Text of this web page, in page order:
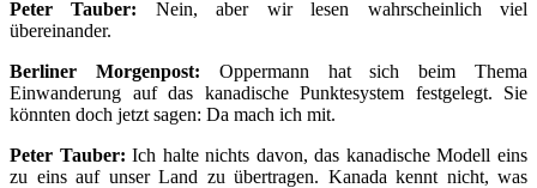
Peter Tauber: Nein, aber wir lesen wahrscheinlich viel
übereinander.
Berliner Morgenpost: Oppermann hat sich beim Thema
Einwanderung auf das kanadische Punktesystem festgelegt. Sie
könnten doch jetzt sagen: Da mach ich mit.
Peter Tauber: Ich halte nichts davon, das kanadische Modell eins
zu eins auf unser Land zu übertragen. Kanada kennt nicht, was